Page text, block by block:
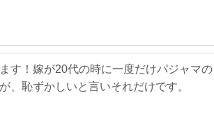
す！嫁が20代の時に一度だけパジャマの
、恥ずかしいと言いそれだけです。